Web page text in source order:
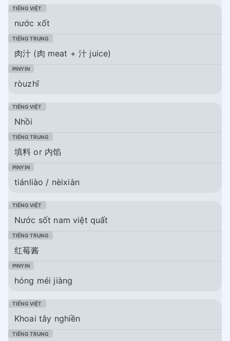
nước xốt
肉汁 (肉 meat + 汁 juice)
ròuzhī
Nhồi
填料 or 内馅
tiánliào / nèixiàn
Nước sốt nam việt quất
红莓酱
hóng méi jiàng
Khoai tây nghiền